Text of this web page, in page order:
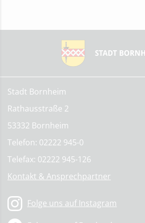
Stadt Bornheim
Rathausstraße 2
53332 Bornheim
Telefon: 02222 945-0
Telefax: 02222 945-126
Kontakt & Ansprechpartner
Folge uns auf Instagram